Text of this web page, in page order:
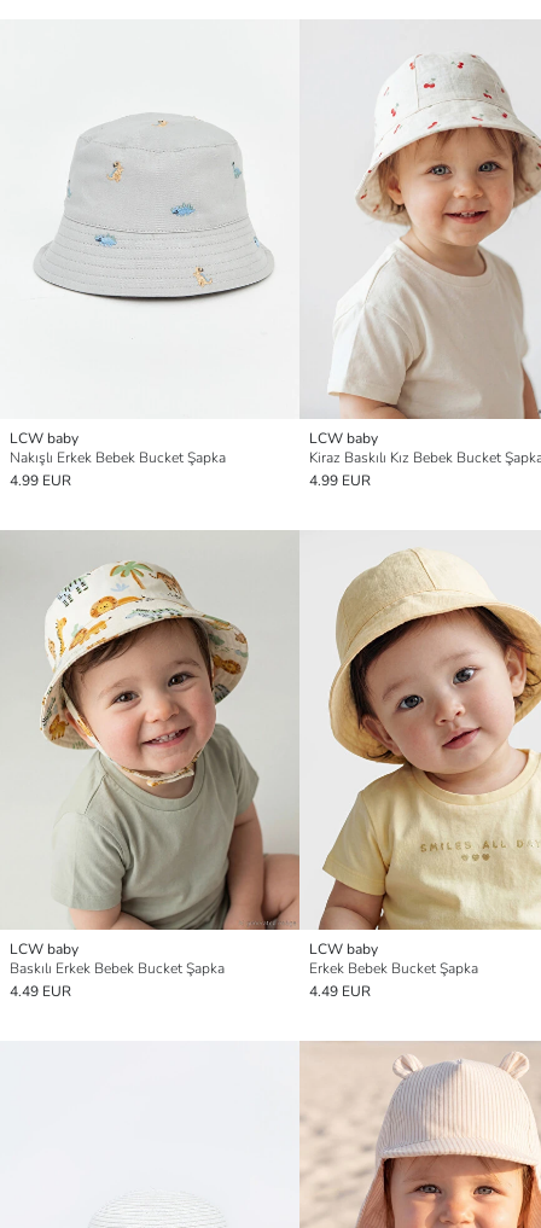
LCW baby
Nakışlı Erkek Bebek Bucket Şapka
4.99 EUR
LCW baby
Kiraz Baskılı Kız Bebek Bucket
4.99 EUR
LCW baby
Baskılı Erkek Bebek Bucket Şapka
4.49 EUR
LCW baby
Erkek Bebek Bucket Şapka
4.49 EUR